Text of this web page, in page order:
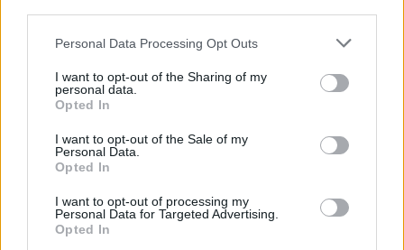
Please note that this website/app uses one or more Google
not limited to your visit or usage behaviour. You may click to
grant or deny consent to Google and its third-party tags to
use your data for below specified purposes in below Google
consent section.
Personal Data Processing Opt Outs
I want to opt-out of the Sharing of my
personal data.
Opted In
I want to opt-out of the Sale of my
Personal Data.
Opted In
I want to opt-out of processing my
Personal Data for Targeted Advertising.
Opted In
Το 1974 η απόσυρση του Σάνκλι από τους πάγκους
ήρθε σαν «σοκ» στον κόσμο της Λίβερπουλ, κυρίως
καθώς αυτή ήρθε μετά από την κατάκτηση του
Κυπέλλου. Μετά το αρχικό μούδιασμα, η διοίκηση
των «ρέντς» στράφηκε κατευθείαν στον Πέισλι να
αναλάβει τα ηνία του συλλόγου, ως πρώτος
ενδοιασμούς του. Στην ομάδα του «λιμανιού»
πέρασε 9 χρόνια ως πρώτος προπονητής και αν η